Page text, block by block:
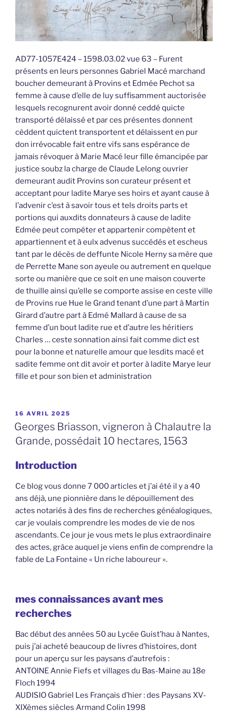
AD77-1057E424 – 1598.03.02 vue 63 – Furent
présents en leurs personnes Gabriel Macé marchand
boucher demeurant à Provins et Edmée Pechot sa
femme à cause d’elle de luy suffisamment auctorisée
lesquels recognurent avoir donné ceddé quicte
transporté délaissé et par ces présentes donnent
cèddent quictent transportent et délaissent en pur
don irrévocable fait entre vifs sans espérance de
jamais révoquer à Marie Macé leur fille émancipée par
justice soubz la charge de Claude Lelong ouvrier
demeurant audit Provins son curateur présent et
acceptant pour ladite Marye ses hoirs et ayant cause à
l’advenir c’est à savoir tous et tels droits parts et
portions qui auxdits donnateurs à cause de ladite
Edmée peut compéter et appartenir compètent et
appartiennent et à eulx advenus succédés et escheus
tant par le décès de deffunte Nicole Herny sa mère que
de Perrette Mane son ayeule ou autrement en quelque
sorte ou manière que ce soit en une maison couverte
de thuille ainsi qu’elle se comporte assise en ceste ville
de Provins rue Hue le Grand tenant d’une part à Martin
Girard d’autre part à Edmé Mallard à cause de sa
femme d’un bout ladite rue et d’autre les héritiers
Charles … ceste sonnation ainsi fait comme dict est
pour la bonne et naturelle amour que lesdits macé et
sadite femme ont dit avoir et porter à ladite Marye leur
fille et pour son bien et administration
PUBLIÉ
LE
16 AVRIL 2025
Georges Briasson, vigneron à Chalautre la
Grande, possédait 10 hectares, 1563
Introduction
Ce blog vous donne 7 000 articles et j’ai été il y a 40
ans déjà, une pionnière dans le dépouillement des
actes notariés à des fins de recherches généalogiques,
car je voulais comprendre les modes de vie de nos
ascendants. Ce jour je vous mets le plus extraordinaire
des actes, grâce auquel je viens enfin de comprendre la
fable de La Fontaine « Un riche laboureur ».
mes connaissances avant mes
recherches
Bac début des années 50 au Lycée Guist’hau à Nantes,
puis j’ai acheté beaucoup de livres d’histoires, dont
pour un aperçu sur les paysans d’autrefois :
ANTOINE Annie Fiefs et villages du Bas-Maine au 18e
Floch 1994
AUDISIO Gabriel Les Français d’hier : des Paysans XV-
XIXèmes siècles Armand Colin 1998